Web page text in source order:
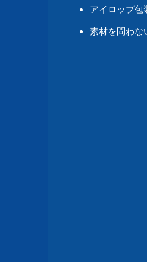
アイロップ包
素材を問わな